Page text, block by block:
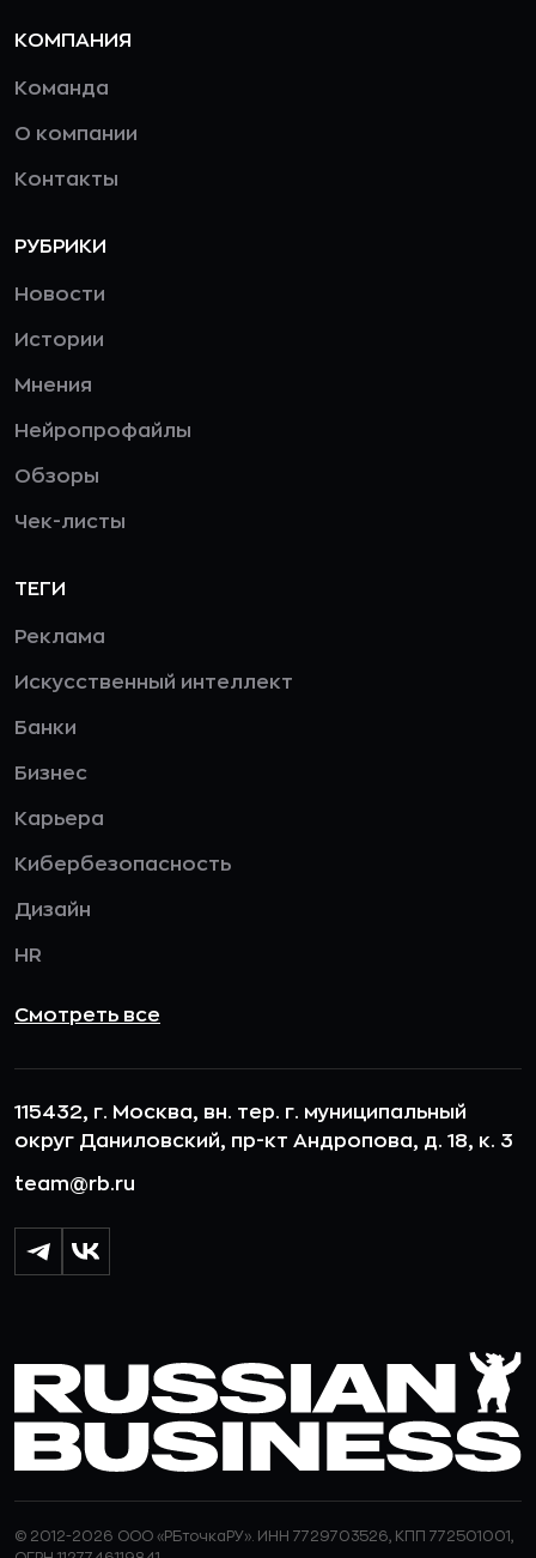
КОМПАНИЯ
Команда
О компании
Контакты
РУБРИКИ
Новости
Истории
Мнения
Нейропрофайлы
Обзоры
Чек-листы
ТЕГИ
Реклама
Искусственный интеллект
Банки
Бизнес
Карьера
Кибербезопасность
Дизайн
HR
Смотреть все
115432, г. Москва, вн. тер. г. муниципальный
округ Даниловский, пр-кт Андропова, д. 18, к. 3
team@rb.ru
© 2012-2026 ООО «РБточкаРУ». ИНН 7729703526, КПП 772501001,